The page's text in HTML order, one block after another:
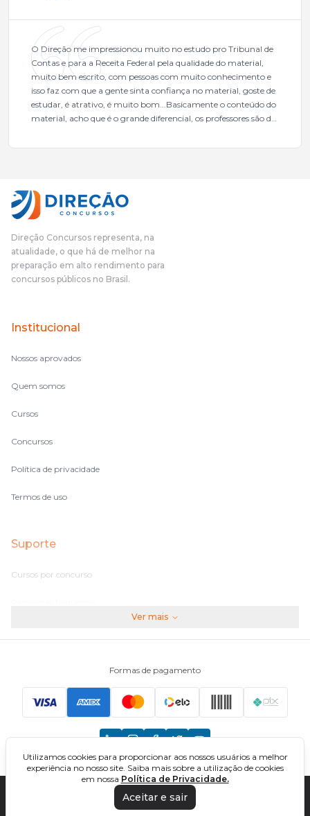
O Direção me impressionou muito no estudo pro Tribunal de
Contas e para a Receita Federal pela qualidade do material,
muito bem escrito, com pessoas com muito conhecimento e
isso faz com que a gente sinta confiança no material, goste de
estudar, é atrativo, é muito bom...Basicamente o conteúdo do
material, acho que é o grande diferencial, os professores são de
mais excelentes cargos da administração pública.Eu sempre
pudesse enxergar o que eu errei e corrigir minha rota.E além
das aulas vocês(Direção Concursos), que fizeram um
o aluno, além de ter que estudar, ele tem que perder tempo
fazendo um cronograma, num pós- edital é muito
complicado, é uma avalanche de informação, então vocês
terem feito isso é muito bacana, porque quando eu me sentia
no volume de matérias.
Direção Concursos representa, na
atualidade, o que há de melhor na
preparação em alto rendimento para
concursos públicos no Brasil.
Institucional
Nossos aprovados
Quem somos
Cursos
Concursos
Política de privacidade
Termos de uso
Suporte
Cursos por concurso
Principais Concursos
CNU
TCU
Ver mais
Formas de pagamento
DIREÇÃO CONCURSOS - CURSOS ONLINE PARA CONCURSOS. TODOS OS
DIREITOS RESERVADOS. CNPJ: 32.161.525/0001-03
Utilizamos cookies para proporcionar aos nossos usuários a melhor
experiência no nosso site. Saiba mais sobre a utilização de cookies
em nossa Política de Privacidade.
Aceitar e sair